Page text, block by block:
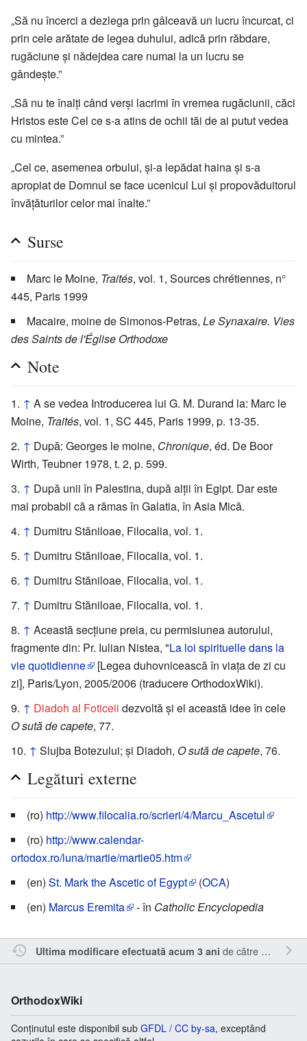
„Să nu încerci a dezlega prin gâlceavă un lucru încurcat, ci
prin cele arătate de legea duhului, adică prin răbdare,
rugăciune și nădejdea care numai la un lucru se
gândește.”
„Să nu te înalți când verși lacrimi în vremea rugăciunii, căci
Hristos este Cel ce s-a atins de ochii tăi de ai putut vedea
cu mintea.”
„Cel ce, asemenea orbului, și-a lepădat haina și s-a
apropiat de Domnul se face ucenicul Lui și propovăduitorul
învățăturilor celor mai înalte.”
Surse
Marc le Moine, Traités, vol. 1, Sources chrétiennes, n°
445, Paris 1999
Macaire, moine de Simonos-Petras, Le Synaxaire. Vies
des Saints de l'Église Orthodoxe
Note
↑ A se vedea Introducerea lui G. M. Durand la: Marc le
Moine, Traités, vol. 1, SC 445, Paris 1999, p. 13-35.
↑ După: Georges le moine, Chronique, éd. De Boor
Wirth, Teubner 1978, t. 2, p. 599.
↑ După unii în Palestina, după alții în Egipt. Dar este
mai probabil că a rămas în Galatia, în Asia Mică.
↑ Dumitru Stăniloae, Filocalia, vol. 1.
↑ Dumitru Stăniloae, Filocalia, vol. 1.
↑ Dumitru Stăniloae, Filocalia, vol. 1.
↑ Dumitru Stăniloae, Filocalia, vol. 1.
↑ Această secțiune preia, cu permisiunea autorului,
fragmente din: Pr. Iulian Nistea, "La loi spirituelle dans la
vie quotidienne
[Legea duhovnicească în viața de zi cu
zi], Paris/Lyon, 2005/2006 (traducere OrthodoxWiki).
↑ Diadoh al Foticeii dezvoltă și el această idee în cele
O sută de capete, 77.
↑ Slujba Botezului; și Diadoh, O sută de capete, 76.
Legături externe
(ro) http://www.filocalia.ro/scrieri/4/Marcu_Ascetul
(ro) http://www.calendar-
ortodox.ro/luna/martie/martie05.htm
(en) St. Mark the Ascetic of Egypt (OCA)
(en) Marcus Eremita - în Catholic Encyclopedia
Ultima modificare efectuată acum 3 ani de către RappY.
OrthodoxWiki
Conținutul este disponibil sub GFDL / CC by-sa, exceptând